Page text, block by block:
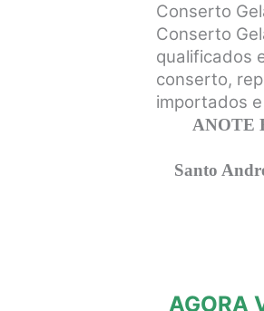
Conserto
Conserto
qualificados
conserto,
importados
ANOTE
Santo
AGORA